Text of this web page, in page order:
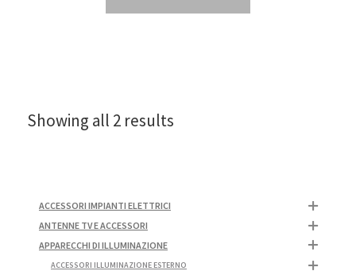
Showing all 2 results
ACCESSORI IMPIANTI ELETTRICI
ANTENNE TV E ACCESSORI
APPARECCHI DI ILLUMINAZIONE
ACCESSORI ILLUMINAZIONE ESTERNO